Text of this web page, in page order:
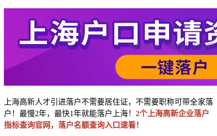
上海高新人才引进落户不需要居住证，不需要职称可带全家落
户！最慢2年，最快1年就能落户上海！2个上海高新企业落户
指标查询官网，落户名额查询入口速看！